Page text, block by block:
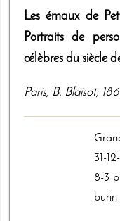
Les émaux de
Portraits de
célèbres du siècle
Paris, B. Blaisot,
31-
8-3